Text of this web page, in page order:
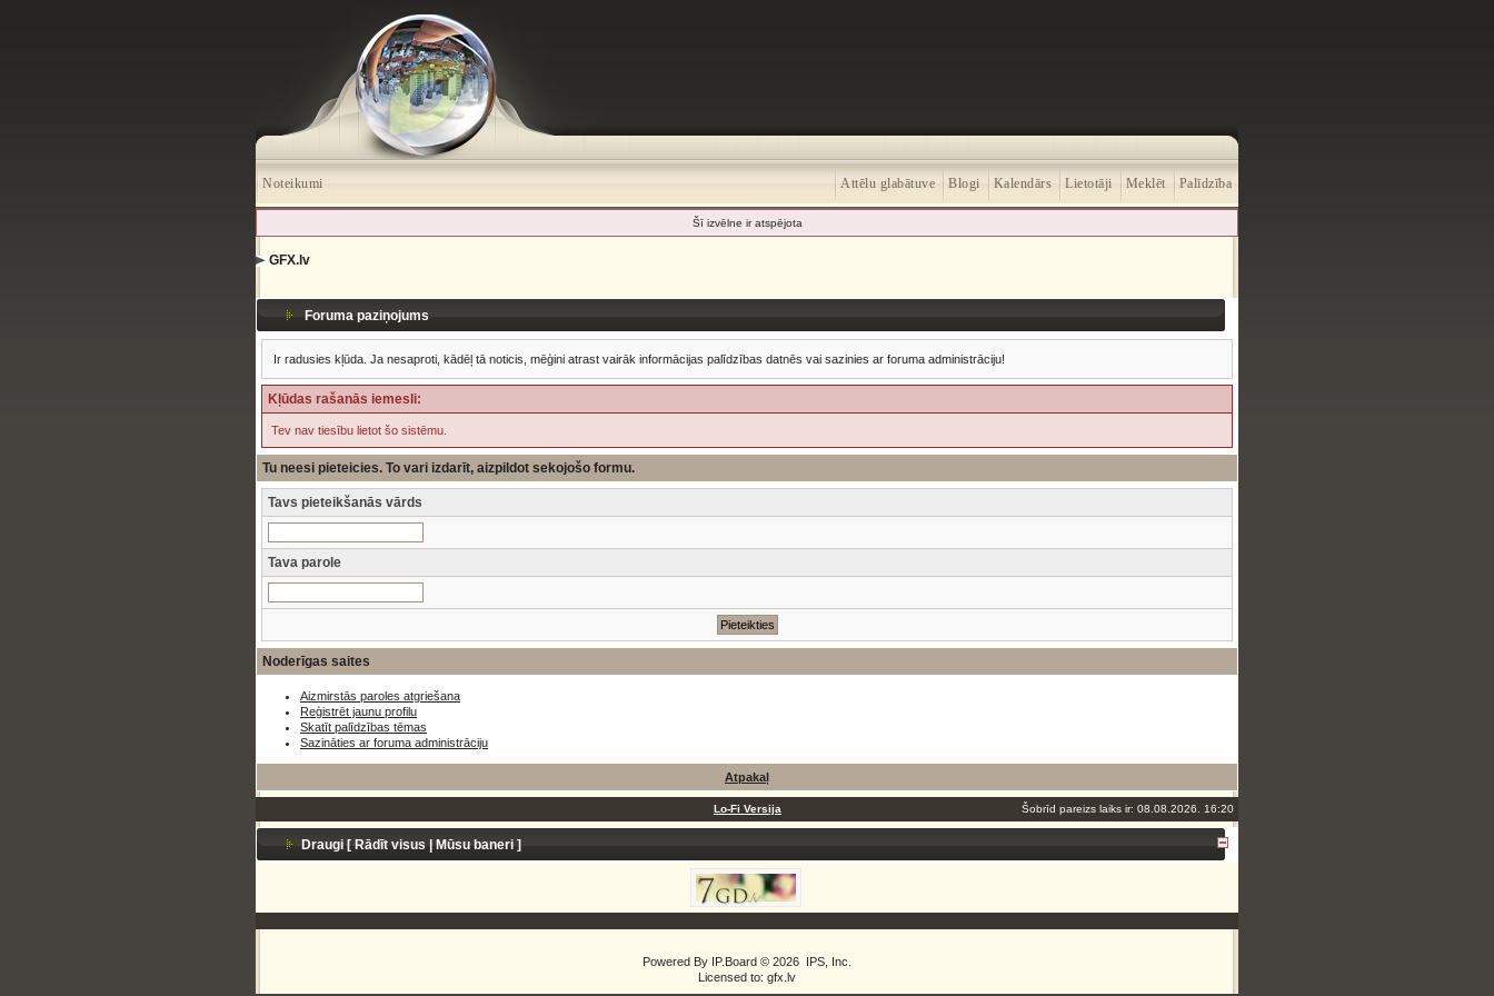
Noteikumi Palīdzība
Meklēt
Lietotāji
Kalendārs
Blogi
Attēlu glabātuve
Šī izvēlne ir atspējota
GFX.lv
Foruma paziņojums
Ir radusies kļūda. Ja nesaproti, kādēļ tā noticis, mēģini atrast vairāk informācijas palīdzības datnēs vai sazinies ar foruma administrāciju!
Kļūdas rašanās iemesli:
Tev nav tiesību lietot šo sistēmu.
Tu neesi pieteicies. To vari izdarīt, aizpildot sekojošo formu.
Tavs pieteikšanās vārds
Tava parole
Noderīgas saites
Aizmirstās paroles atgriešana
Reģistrēt jaunu profilu
Skatīt palīdzības tēmas
Sazināties ar foruma administrāciju
Atpakaļ
Lo-Fi Versija Šobrīd pareizs laiks ir: 08.08.2026. 16:20
Draugi [ Rādīt visus Mūsu baneri ]
Powered By IP.Board © 2026 IPS, Inc
Licensed to: gfx.lv